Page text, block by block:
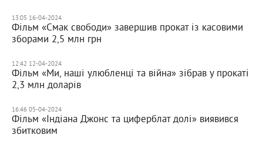
13:05 16-04-2024
Фільм «Смак свободи» завершив прокат із касовими
зборами 2,5 млн грн
12:42 12-04-2024
Фільм «Ми, наші улюбленці та війна» зібрав у прокаті
2,3 млн доларів
16:46 05-04-2024
Фільм «Індіана Джонс та циферблат долі» виявився
збитковим